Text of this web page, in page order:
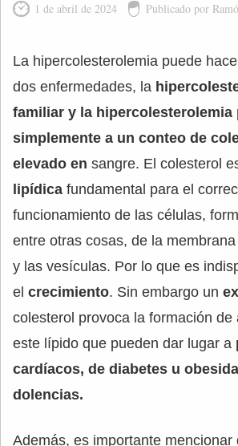
1 de abril de 2024 Publicado por
La hipercolesterolemia puede
dos enfermedades, la
familiar y la hipercolesterolemia
simplemente a un conteo de
elevado en sangre. El colesterol
lipídica fundamental para el
funcionamiento de las células,
entre otras cosas, de la
y las vesículas. Por lo que es
el crecimiento. Sin embargo un
colesterol provoca la formación de
este lípido que pueden dar lugar a
cardíacos, de diabetes u
dolencias.
Además, es importante mencionar